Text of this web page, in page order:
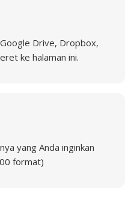
Drive, Dropbox,
ke halaman ini.
yang Anda inginkan
format)